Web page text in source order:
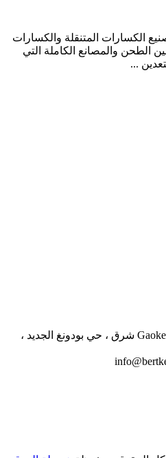
الكسارات المتنقلة والكسارات
الطحن والمصانع الكاملة التي
...
رقم 1688 ، طريق Gaoke شرق ، حي بودونغ الجديد ،